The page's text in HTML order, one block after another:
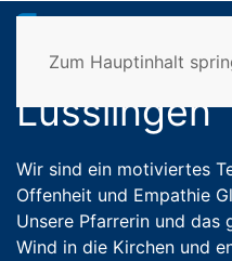
Zum Hauptinhalt
Lüsslingen
Wir sind ein motiviertes
Offenheit und Empathie
Unsere Pfarrerin und das
Wind in die Kirchen und